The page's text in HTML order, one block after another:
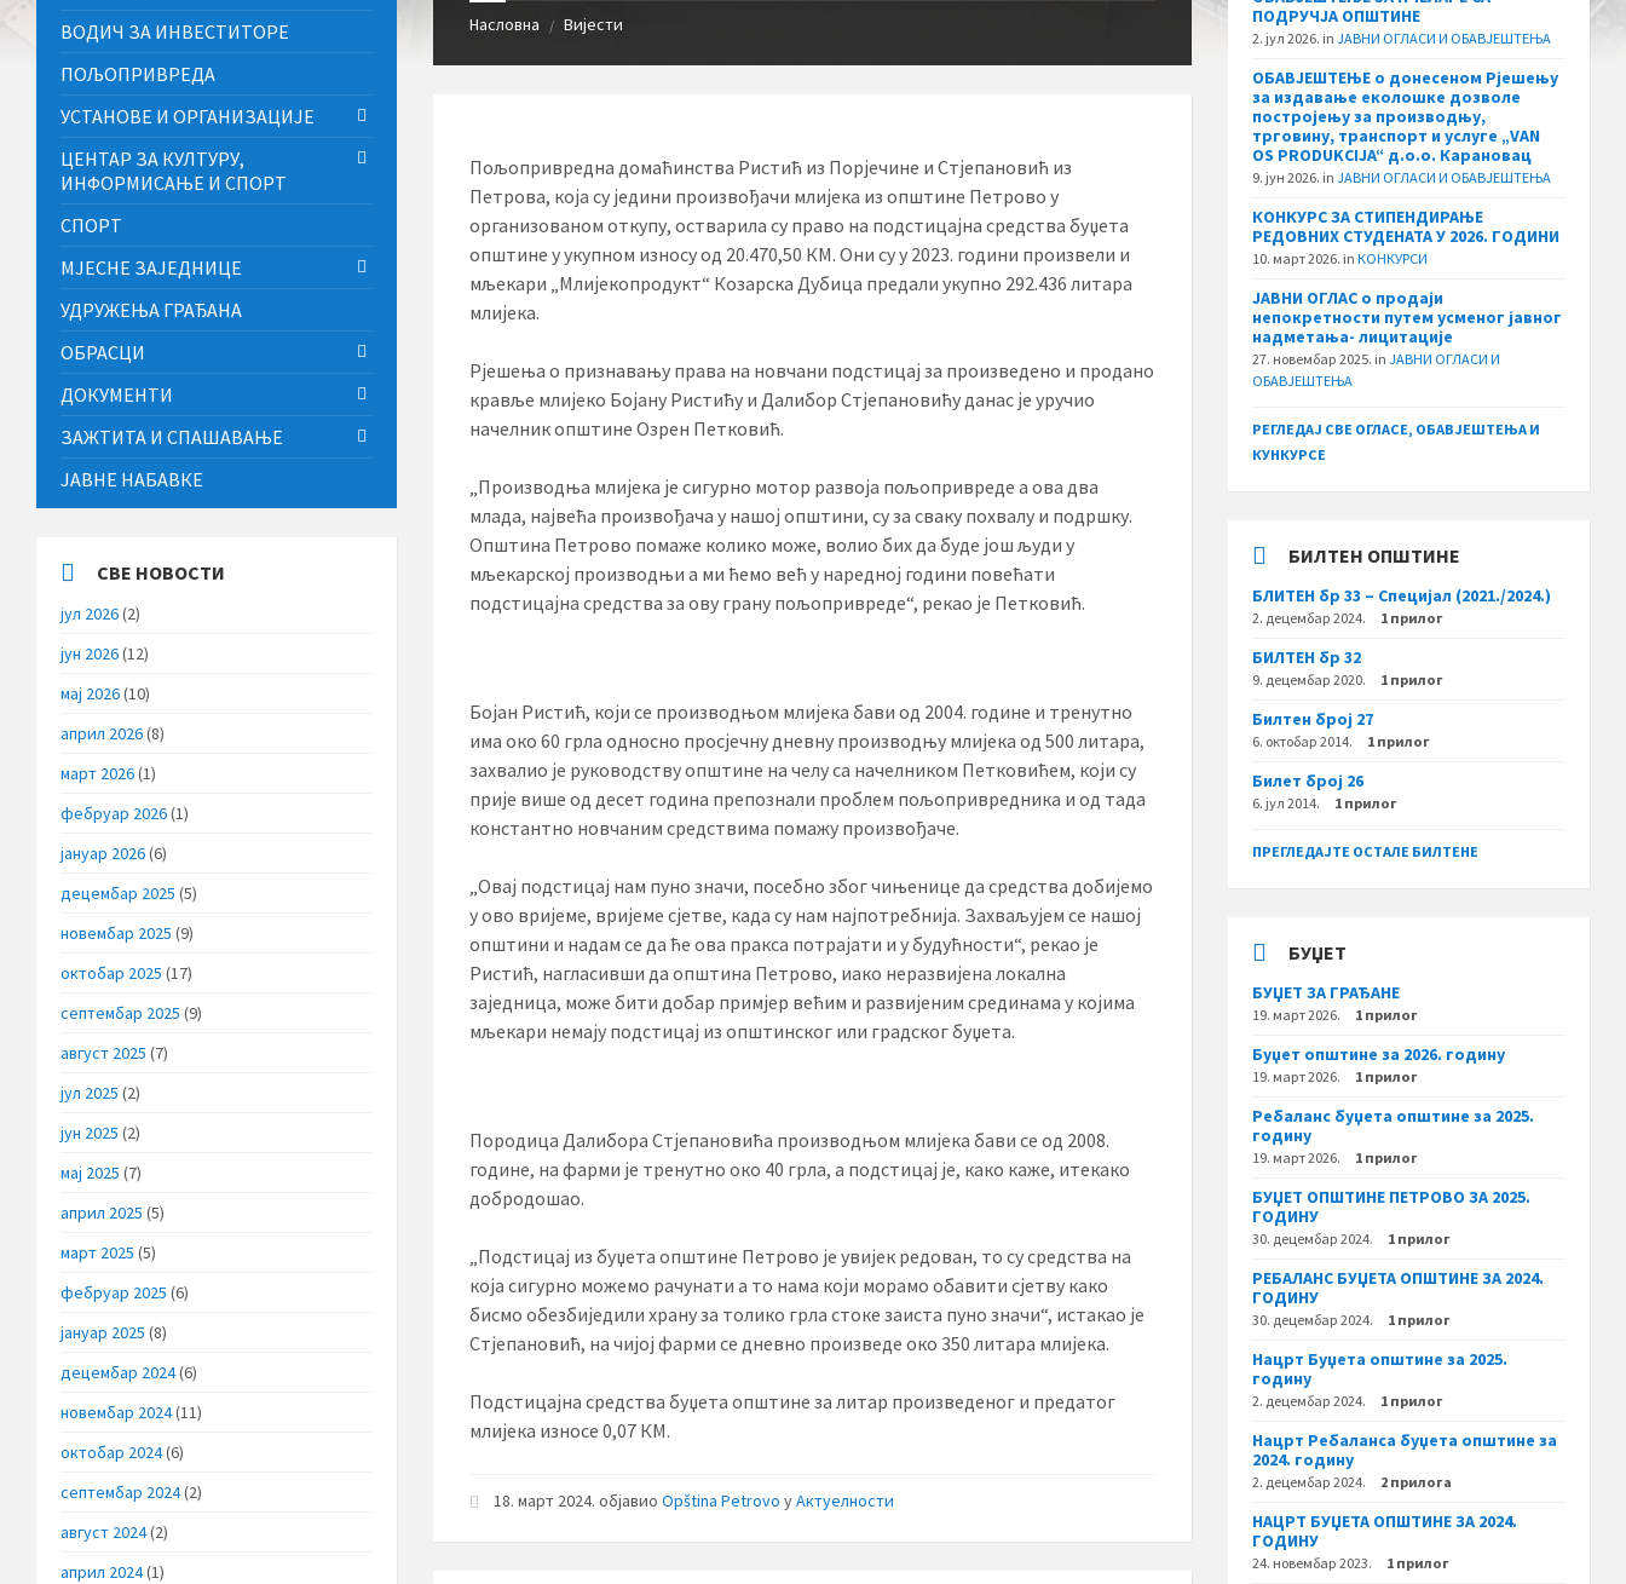
Насловна / Вијести
Пољопривредна домаћинства Ристић из Порјечине и Стјепановић из
Петрова, која су једини произвођачи млијека из општине Петрово у
организованом откупу, остварила су право на подстицајна средства буџета
општине у укупном износу од 20.470,50 КМ. Они су у 2023. години произвели и
мљекари „Млијекопродукт“ Козарска Дубица предали укупно 292.436 литара
млијека.
Рјешења о признавању права на новчани подстицај за произведено и продано
кравље млијеко Бојану Ристићу и Далибор Стјепановићу данас је уручио
начелник општине Озрен Петковић.
„Производња млијека је сигурно мотор развоја пољопривреде а ова два
млада, највећа произвођача у нашој општини, су за сваку похвалу и подршку.
Општина Петрово помаже колико може, волио бих да буде још људи у
мљекарској производњи а ми ћемо већ у наредној години повећати
подстицајна средства за ову грану пољопривреде“, рекао је Петковић.
Бојан Ристић, који се производњом млијека бави од 2004. године и тренутно
има око 60 грла односно просјечну дневну производњу млијека од 500 литара,
захвалио је руководству општине на челу са начелником Петковићем, који су
прије више од десет година препознали проблем пољопривредника и од тада
константно новчаним средствима помажу произвођаче.
„Овај подстицај нам пуно значи, посебно због чињенице да средства добијемо
у ово вријеме, вријеме сјетве, када су нам најпотребнија. Захваљујем се нашој
општини и надам се да ће ова пракса потрајати и у будућности“, рекао је
Ристић, нагласивши да општина Петрово, иако неразвијена локална
заједница, може бити добар примјер већим и развијеним срединама у којима
мљекари немају подстицај из општинског или градског буџета.
Породица Далибора Стјепановића производњом млијека бави се од 2008.
године, на фарми је тренутно око 40 грла, а подстицај је, како каже, итекако
добродошао.
„Подстицај из буџета општине Петрово је увијек редован, то су средства на
која сигурно можемо рачунати а то нама који морамо обавити сјетву како
бисмо обезбиједили храну за толико грла стоке заиста пуно значи“, истакао је
Стјепановић, на чијој фарми се дневно произведе око 350 литара млијека.
Подстицајна средства буџета општине за литар произведеног и предатог
млијека износе 0,07 КМ.
18. март 2024.објавиоOpština Petrovo уАктуелности
ВОДИЧ ЗА ИНВЕСТИТОРЕ
ПОЉОПРИВРЕДА
УСТАНОВЕ И ОРГАНИЗАЦИЈЕ
ЦЕНТАР ЗА КУЛТУРУ,
ИНФОРМИСАЊЕ И СПОРТ
СПОРТ
МЈЕСНЕ ЗАЈЕДНИЦЕ
УДРУЖЕЊА ГРАЂАНА
ОБРАСЦИ
ДОКУМЕНТИ
ЗАЖТИТА И СПАШАВАЊЕ
ЈАВНЕ НАБАВКЕ
СВЕ НОВОСТИ
јул 2026(2)
јун 2026(12)
мај 2026(10)
април 2026(8)
март 2026(1)
фебруар 2026(1)
јануар 2026(6)
децембар 2025 (5)
новембар 2025 (9)
октобар 2025 (17)
септембар 2025 (9)
август 2025 (7)
јул 2025 (2)
јун 2025 (2)
мај 2025 (7)
април 2025 (5)
март 2025 (5)
фебруар 2025 (6)
јануар 2025 (8)
децембар 2024(6)
новембар 2024(11)
октобар 2024(6)
септембар 2024(2)
август 2024(2)
април 2024(1)
ПОДРУЧЈА ОПШТИНЕ
2. јул 2026. inЈАВНИ ОГЛАСИ И ОБАВЈЕШТЕЊА
ОБАВЈЕШТЕЊЕ о донесеном Рјешењу
за издавање еколошке дозволе
постројењу за производњу,
трговину, транспорт и услуге „VAN
OS PRODUKCIJA“ д.о.о. Карановац
9. јун 2026. inЈАВНИ ОГЛАСИ И ОБАВЈЕШТЕЊА
КОНКУРС ЗА СТИПЕНДИРАЊЕ
РЕДОВНИХ СТУДЕНАТА У 2026. ГОДИНИ
10. март 2026. inКОНКУРСИ
ЈАВНИ ОГЛАС о продаји
непокретности путем усменог јавног
надметања- лицитације
27. новембар 2025. inЈАВНИ ОГЛАСИ И
ОБАВЈЕШТЕЊА
РЕГЛЕДАЈ СВЕ ОГЛАСЕ, ОБАВЈЕШТЕЊА И
КУНКУРСЕ
БИЛТЕН ОПШТИНЕ
БЛИТЕН бр 33 – Специјал (2021./2024.)
2. децембар 2024. 1 прилог
БИЛТЕН бр 32
9. децембар 2020. 1 прилог
Билтен број 27
6. октобар 2014. 1 прилог
Билет број 26
6. јул 2014. 1 прилог
ПРЕГЛЕДАЈТЕ ОСТАЛЕ БИЛТЕНЕ
БУЏЕТ
БУЏЕТ ЗА ГРАЂАНЕ
19. март 2026. 1 прилог
Буџет општине за 2026. годину
19. март 2026. 1 прилог
Ребаланс буџета општине за 2025.
годину
19. март 2026. 1 прилог
БУЏЕТ ОПШТИНЕ ПЕТРОВО ЗА 2025.
ГОДИНУ
30. децембар 2024. 1 прилог
РЕБАЛАНС БУЏЕТА ОПШТИНЕ ЗА 2024.
ГОДИНУ
30. децембар 2024. 1 прилог
Нацрт Буџета општине за 2025.
годину
2. децембар 2024. 1 прилог
Нацрт Ребаланса буџета општине за
2024. годину
2. децембар 2024. 2 прилога
НАЦРТ БУЏЕТА ОПШТИНЕ ЗА 2024.
ГОДИНУ
24. новембар 2023. 1 прилог